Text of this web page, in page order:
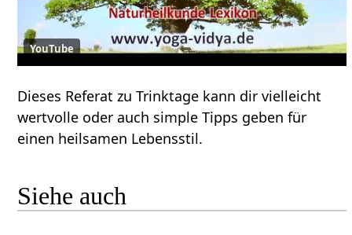
YouTube
Dieses Referat zu Trinktage kann dir vielleicht
wertvolle oder auch simple Tipps geben für
einen heilsamen Lebensstil.
Siehe auch